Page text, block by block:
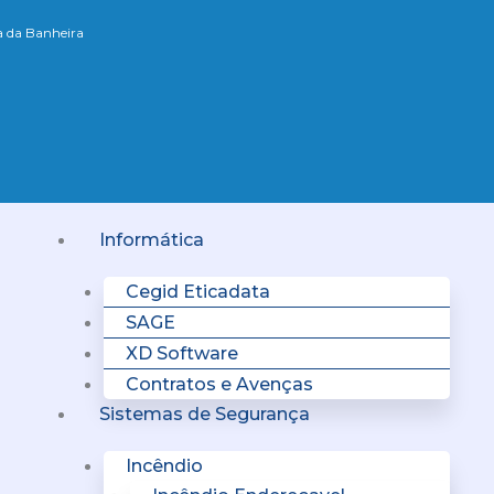
da Banheira
Informática
Cegid Eticadata
SAGE
XD Software
Contratos e Avenças
Sistemas de Segurança
Incêndio
Menu